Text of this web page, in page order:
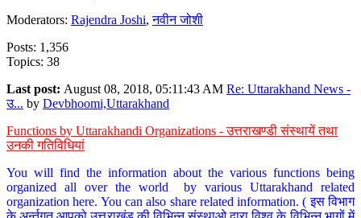
Moderators: Rajendra Joshi,नवीन जोशी
Posts: 1,356
Topics: 38
Last post: August 08, 2018, 05:11:43 AM Re: Uttarakhand News -
उ... by Devbhoomi,Uttarakhand
Functions by Uttarakhandi Organizations - उत्तराखण्डी संस्थायें तथा
उनकी गतिविधियां
You will find the information about the various functions being
organized all over the world by various Uttarakhand related
organization here. You can also share related information. ( इस विभाग